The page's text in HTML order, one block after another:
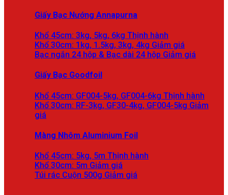
Giấy Bạc Nướng Annapurna
Khổ 45cm: 3kg, 5kg, 6kg
Khổ 30cm: 1kg, 1.5kg, 3kg, 4kg
Bạc ngắn 24 hộp & Bạc dài 24 hộp
Giấy Bạc Goodfoil
Khổ 45cm: GF004-5kg, GF004-6kg
Khổ 30cm: RF-3kg, GF30-4kg, GF004-5kg
Màng Nhôm Aluminium Foil
Khổ 45cm: 5kg, 5m
Khổ 30cm: 5m
Túi rác Cuộn 500g